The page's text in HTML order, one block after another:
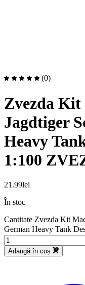
(0)
Zvezda
Jagdtiger
Heavy
1:100
21.99lei
În stoc
Cantitate Zvezda Kit
German Heavy Tank
Adaugă în coș